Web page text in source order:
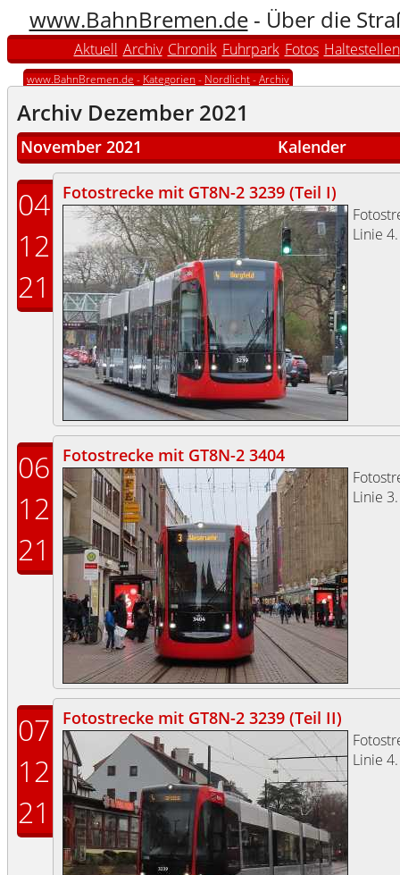
www.BahnBremen.de- Über die
Aktuell Archiv Chronik Fuhrpark Fotos Haltestellen
www.BahnBremen.de - Kategorien - Nordlicht-Archiv
Archiv Dezember 2021
November 2021 Kalender
04
12
21
Fotostrecke mit GT8N-2 3239 (Teil I)
Linie 4.
06
12
21
Fotostrecke mit GT8N-2 3404
Linie 3.
07
12
21
Fotostrecke mit GT8N-2 3239 (Teil II)
Linie 4.